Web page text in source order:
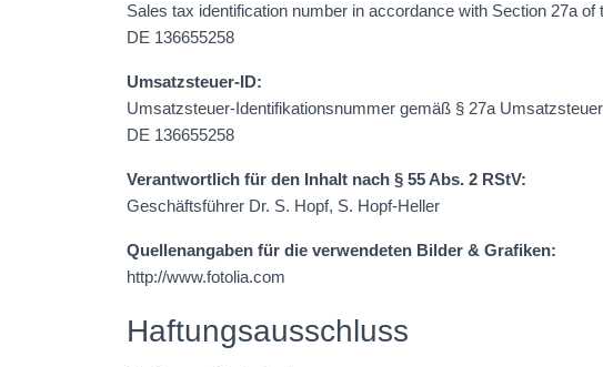
Sales tax identification number in accordance with Section 27a of
DE 136655258
Umsatzsteuer-ID:
Umsatzsteuer-Identifikationsnummer gemäß § 27a
DE 136655258
Verantwortlich für den Inhalt nach § 55 Abs. 2 RStV:
Geschäftsführer Dr. S. Hopf, S. Hopf-Heller
Quellenangaben für die verwendeten Bilder & Grafiken:
http://www.fotolia.com
Haftungsausschluss